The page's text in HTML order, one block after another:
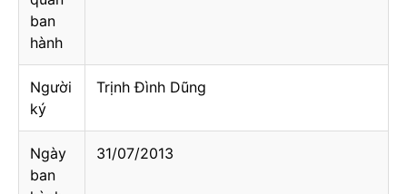
ban
hành
Người
ký
Trịnh Đình Dũng
Ngày
ban
31/07/2013